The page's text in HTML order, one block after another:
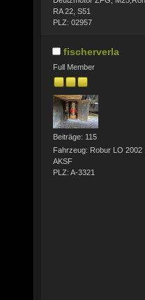
RA 22, S51
PLZ: 02957
fischerverla
Full Member
Beiträge: 115
Fahrzeug: Robur LO 2002
AKSF
PLZ: A-3321